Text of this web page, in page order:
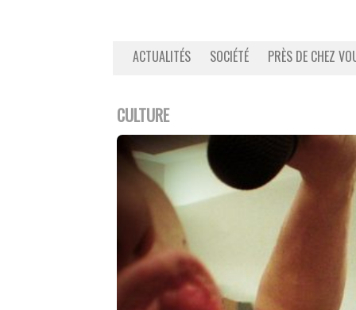
ACTUALITÉS SOCIÉTÉ PRÈS DE CHEZ
CULTURE